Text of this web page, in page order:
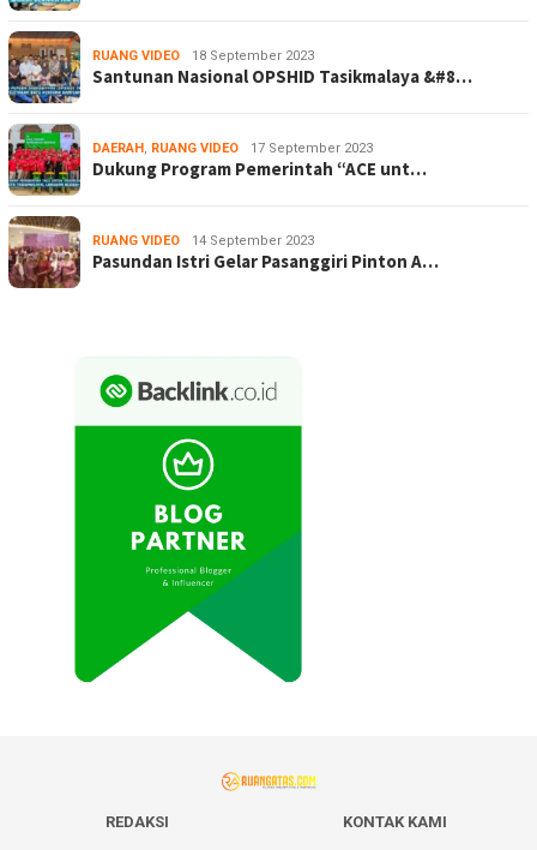
RUANG VIDEO 18 September 2023
Santunan Nasional OPSHID Tasikmalaya &#8…
DAERAH, RUANG VIDEO 17 September 2023
Dukung Program Pemerintah “ACE unt…
RUANG VIDEO 14 September 2023
Pasundan Istri Gelar Pasanggiri Pinton A…
REDAKSI
KONTAK KAMI